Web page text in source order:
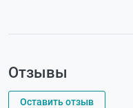
Отзывы
Оставить отзыв